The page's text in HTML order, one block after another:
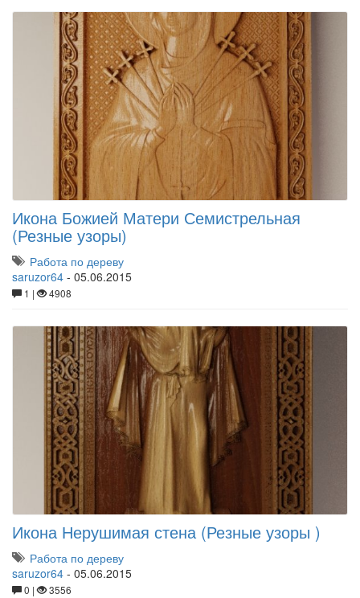
Икона Божией Матери Семистрельная
(Резные узоры)
Работа по дереву
saruzor64 - 05.06.2015
1 | 4908
Икона Нерушимая стена (Резные узоры )
Работа по дереву
saruzor64 - 05.06.2015
0 | 3556